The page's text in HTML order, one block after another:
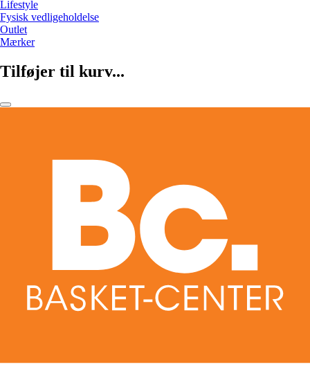
Lifestyle
Fysisk vedligeholdelse
Outlet
Mærker
Tilføjer til kurv...